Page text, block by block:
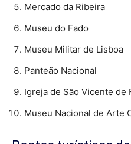
Mercado da Ribeira
Museu do Fado
Museu Militar de Lisboa
Panteão Nacional
Igreja de São Vicente de
Museu Nacional de Arte